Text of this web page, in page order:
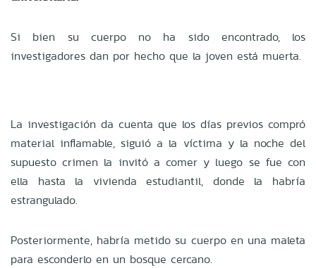
Si bien su cuerpo no ha sido encontrado, los
investigadores dan por hecho que la joven está muerta.
La investigación da cuenta que los días previos compró
material inflamable, siguió a la víctima y la noche del
supuesto crimen la invitó a comer y luego se fue con
ella hasta la vivienda estudiantil, donde la habría
estrangulado.
Posteriormente, habría metido su cuerpo en una maleta
para esconderlo en un bosque cercano.